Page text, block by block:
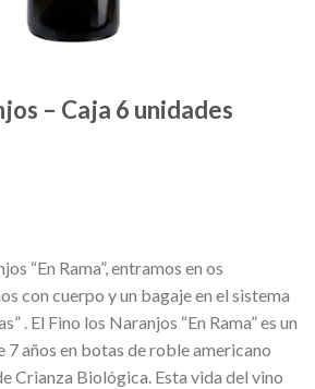
– Caja 6 unidades
“En Rama”, entramos en os
con cuerpo y un bagaje en el sistema
. El Fino los Naranjos “En Rama” es un
7 años en botas de roble americano
Crianza Biológica. Esta vida del vino